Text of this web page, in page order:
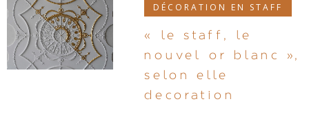
DÉCORATION EN STAFF
« le staff, le
nouvel or blanc »,
selon elle
decoration